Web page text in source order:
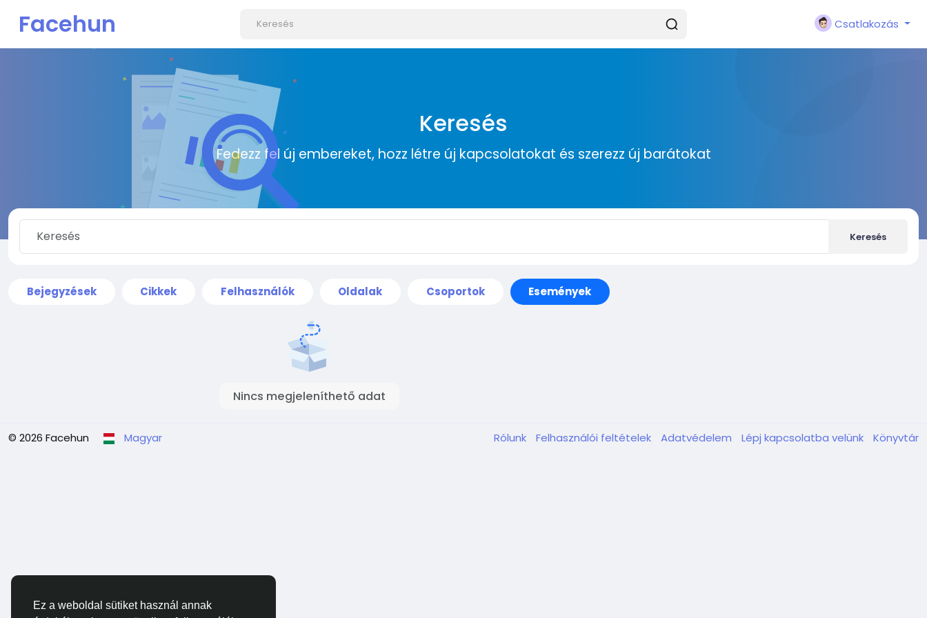
Ez a weboldal sütiket használ annak
Facehun Csatlakozás
Keresés
Fedezz fel új embereket, hozz létre új kapcsolatokat és szerezz új barátokat
Keresés
Bejegyzések Cikkek Felhasználók Oldalak Csoportok Események
Nincs megjeleníthető adat
© 2026 Facehun Magyar Rólunk Felhasználói feltételek Adatvédelem Lépj kapcsolatba velünk Könyvtár